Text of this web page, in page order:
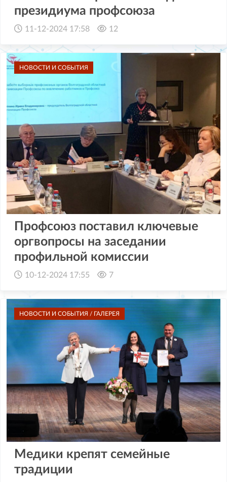
президиума профсоюза
11-12-2024 17:58 12
НОВОСТИ И СОБЫТИЯ
Профсоюз поставил ключевые
оргвопросы на заседании
профильной комиссии
10-12-2024 17:55 7
НОВОСТИ И СОБЫТИЯ / ГАЛЕРЕЯ
Медики крепят семейные
традиции